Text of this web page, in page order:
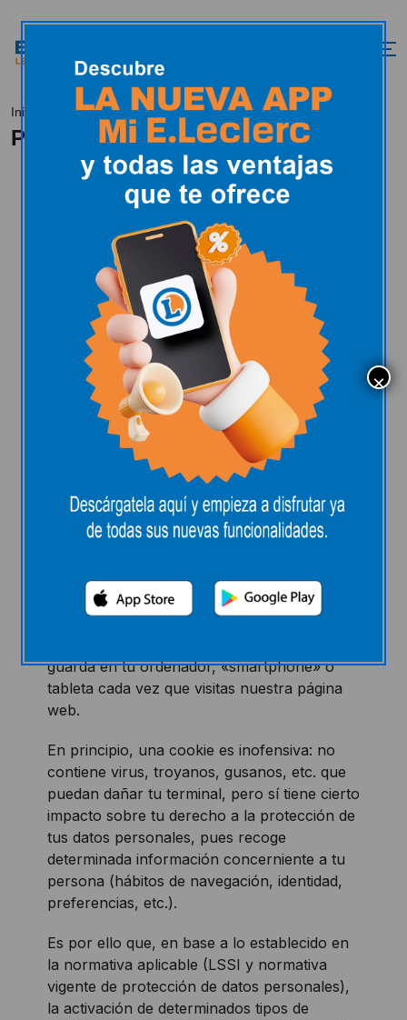
Inicio Política de cookies
Política de cookies
Bienvenida/o a la POLÍTICA DE COOKIES de
la página web E.Leclerc España, gestionada
por la entidad Scaber, S.C.A.I. provista de
CIF F81959900, donde te explicaremos en
un lenguaje claro y sencillo todas las
cuestiones necesarias para que puedas
tener el control sobre ellas en base a tus
decisiones personales.
¿QUÉ SON LAS
COOKIES Y PARA QUÉ
LAS USAMOS?
guarda en tu ordenador, «smartphone» o
tableta cada vez que visitas nuestra página
web.
En principio, una cookie es inofensiva: no
contiene virus, troyanos, gusanos, etc. que
puedan dañar tu terminal, pero sí tiene cierto
impacto sobre tu derecho a la protección de
tus datos personales, pues recoge
determinada información concerniente a tu
persona (hábitos de navegación, identidad,
preferencias, etc.).
Es por ello que, en base a lo establecido en
la normativa aplicable (LSSI y normativa
vigente de protección de datos personales),
la activación de determinados tipos de